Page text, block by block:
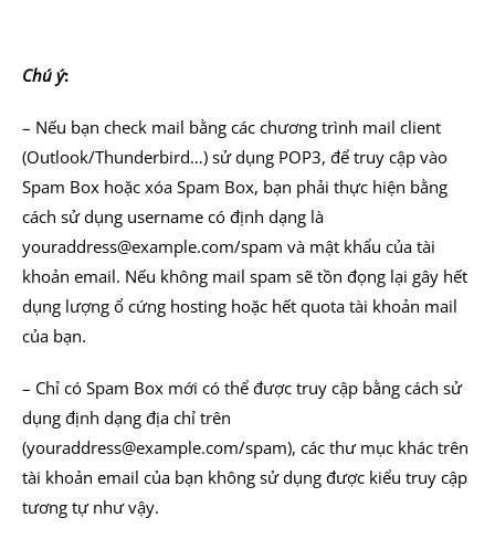
Chú ý:
– Nếu bạn check mail bằng các chương trình mail client
(Outlook/Thunderbird…) sử dụng POP3, để truy cập vào
Spam Box hoặc xóa Spam Box, bạn phải thực hiện bằng
cách sử dụng username có định dạng là
youraddress@example.com/spam và mật khẩu của tài
khoản email. Nếu không mail spam sẽ tồn đọng lại gây hết
dụng lượng ổ cứng hosting hoặc hết quota tài khoản mail
của bạn.
– Chỉ có Spam Box mới có thể được truy cập bằng cách sử
dụng định dạng địa chỉ trên
(youraddress@example.com/spam), các thư mục khác trên
tài khoản email của bạn không sử dụng được kiểu truy cập
tương tự như vậy.